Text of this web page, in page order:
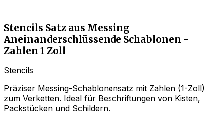
Stencils Satz aus Messing
Aneinanderschlüssende Schablonen -
Zahlen 1 Zoll
Stencils
Präziser Messing-Schablonensatz mit Zahlen (1-Zoll)
zum Verketten. Ideal für Beschriftungen von Kisten,
Packstücken und Schildern.